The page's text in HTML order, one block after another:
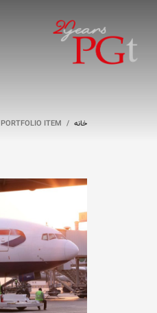
خانه PORTFOLIO ITEM